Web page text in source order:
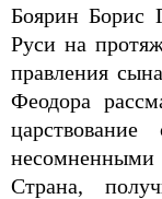
Боярин Борис
Руси на
правления
Феодора
несомненными
Страна,